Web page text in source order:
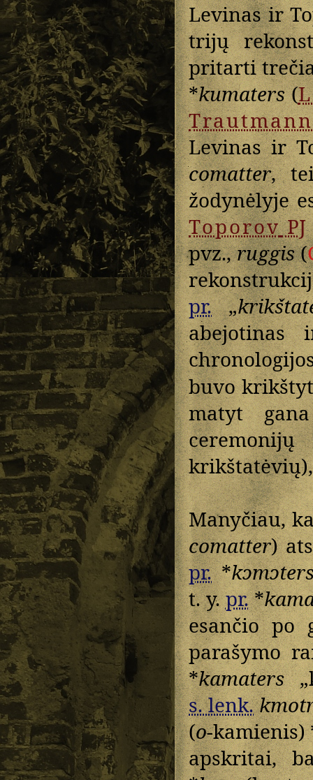
Levinas ir
trijų
pritarti
*kumaters(
Trautmann
Levinas ir
comatter,
žodynėlyje
ToporovPJ
pvz.,ruggis(
pr.„
abejotinas
buvo
matyt
Manyčiau,
comatter)
pr.*
t. y.pr.*
esančio po
parašymo
*kamaters
s. lenk.
(o-kamienis)
apskritai,